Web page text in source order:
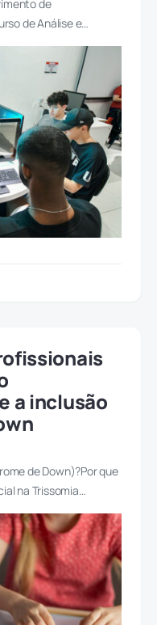
de
de Análise e…
a inclusão
de Down)?Por que
na Trissomia…